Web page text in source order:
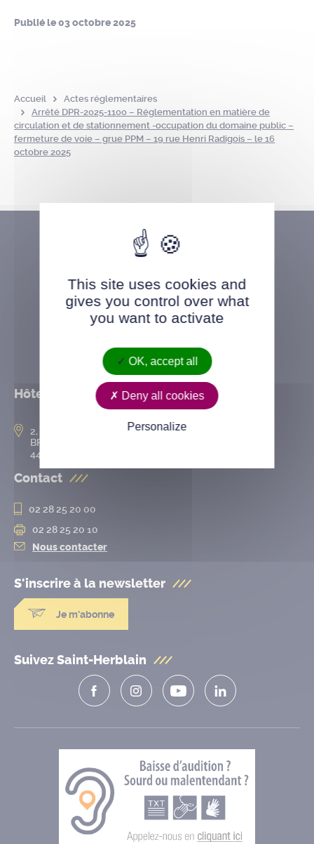
Publié le03 octobre 2025
Accueil
Actes réglementaires
Arrêté DPR-2025-1100 – Réglementation en matière de
circulation et de stationnement -occupation du domaine public –
fermeture de voie – grue PPM – 19 rue Henri Radigois – le 16
octobre 2025
Hôtel de ville
2, rue de l’Hôtel-de-Ville
BP 50167
44802 Saint-Herblain cedex
Contact
02 28 25 20 00
02 28 25 20 10
Nous contacter
S'inscrire à la newsletter
Je m'abonne
Suivez Saint-Herblain
This site uses cookies and
gives you control over what
you want to activate
OK, accept all
Deny all cookies
Personalize